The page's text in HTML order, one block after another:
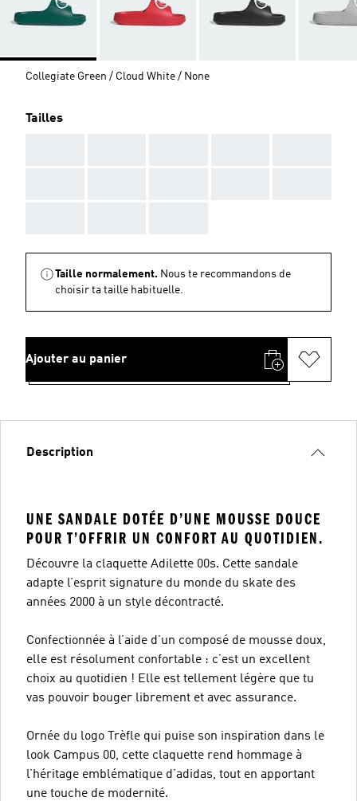
Collegiate Green / Cloud White / None
Tailles
Taille normalement. Nous te recommandons de
choisir ta taille habituelle.
Ajouter au panier
Description
UNE SANDALE DOTÉE D’UNE MOUSSE DOUCE
POUR T’OFFRIR UN CONFORT AU QUOTIDIEN.
Découvre la claquette Adilette 00s. Cette sandale
adapte l’esprit signature du monde du skate des
années 2000 à un style décontracté.
Confectionnée à l’aide d’un composé de mousse doux,
elle est résolument confortable : c’est un excellent
choix au quotidien ! Elle est tellement légère que tu
vas pouvoir bouger librement et avec assurance.
Ornée du logo Trèfle qui puise son inspiration dans le
look Campus 00, cette claquette rend hommage à
l’héritage emblématique d’adidas, tout en apportant
une touche de modernité.